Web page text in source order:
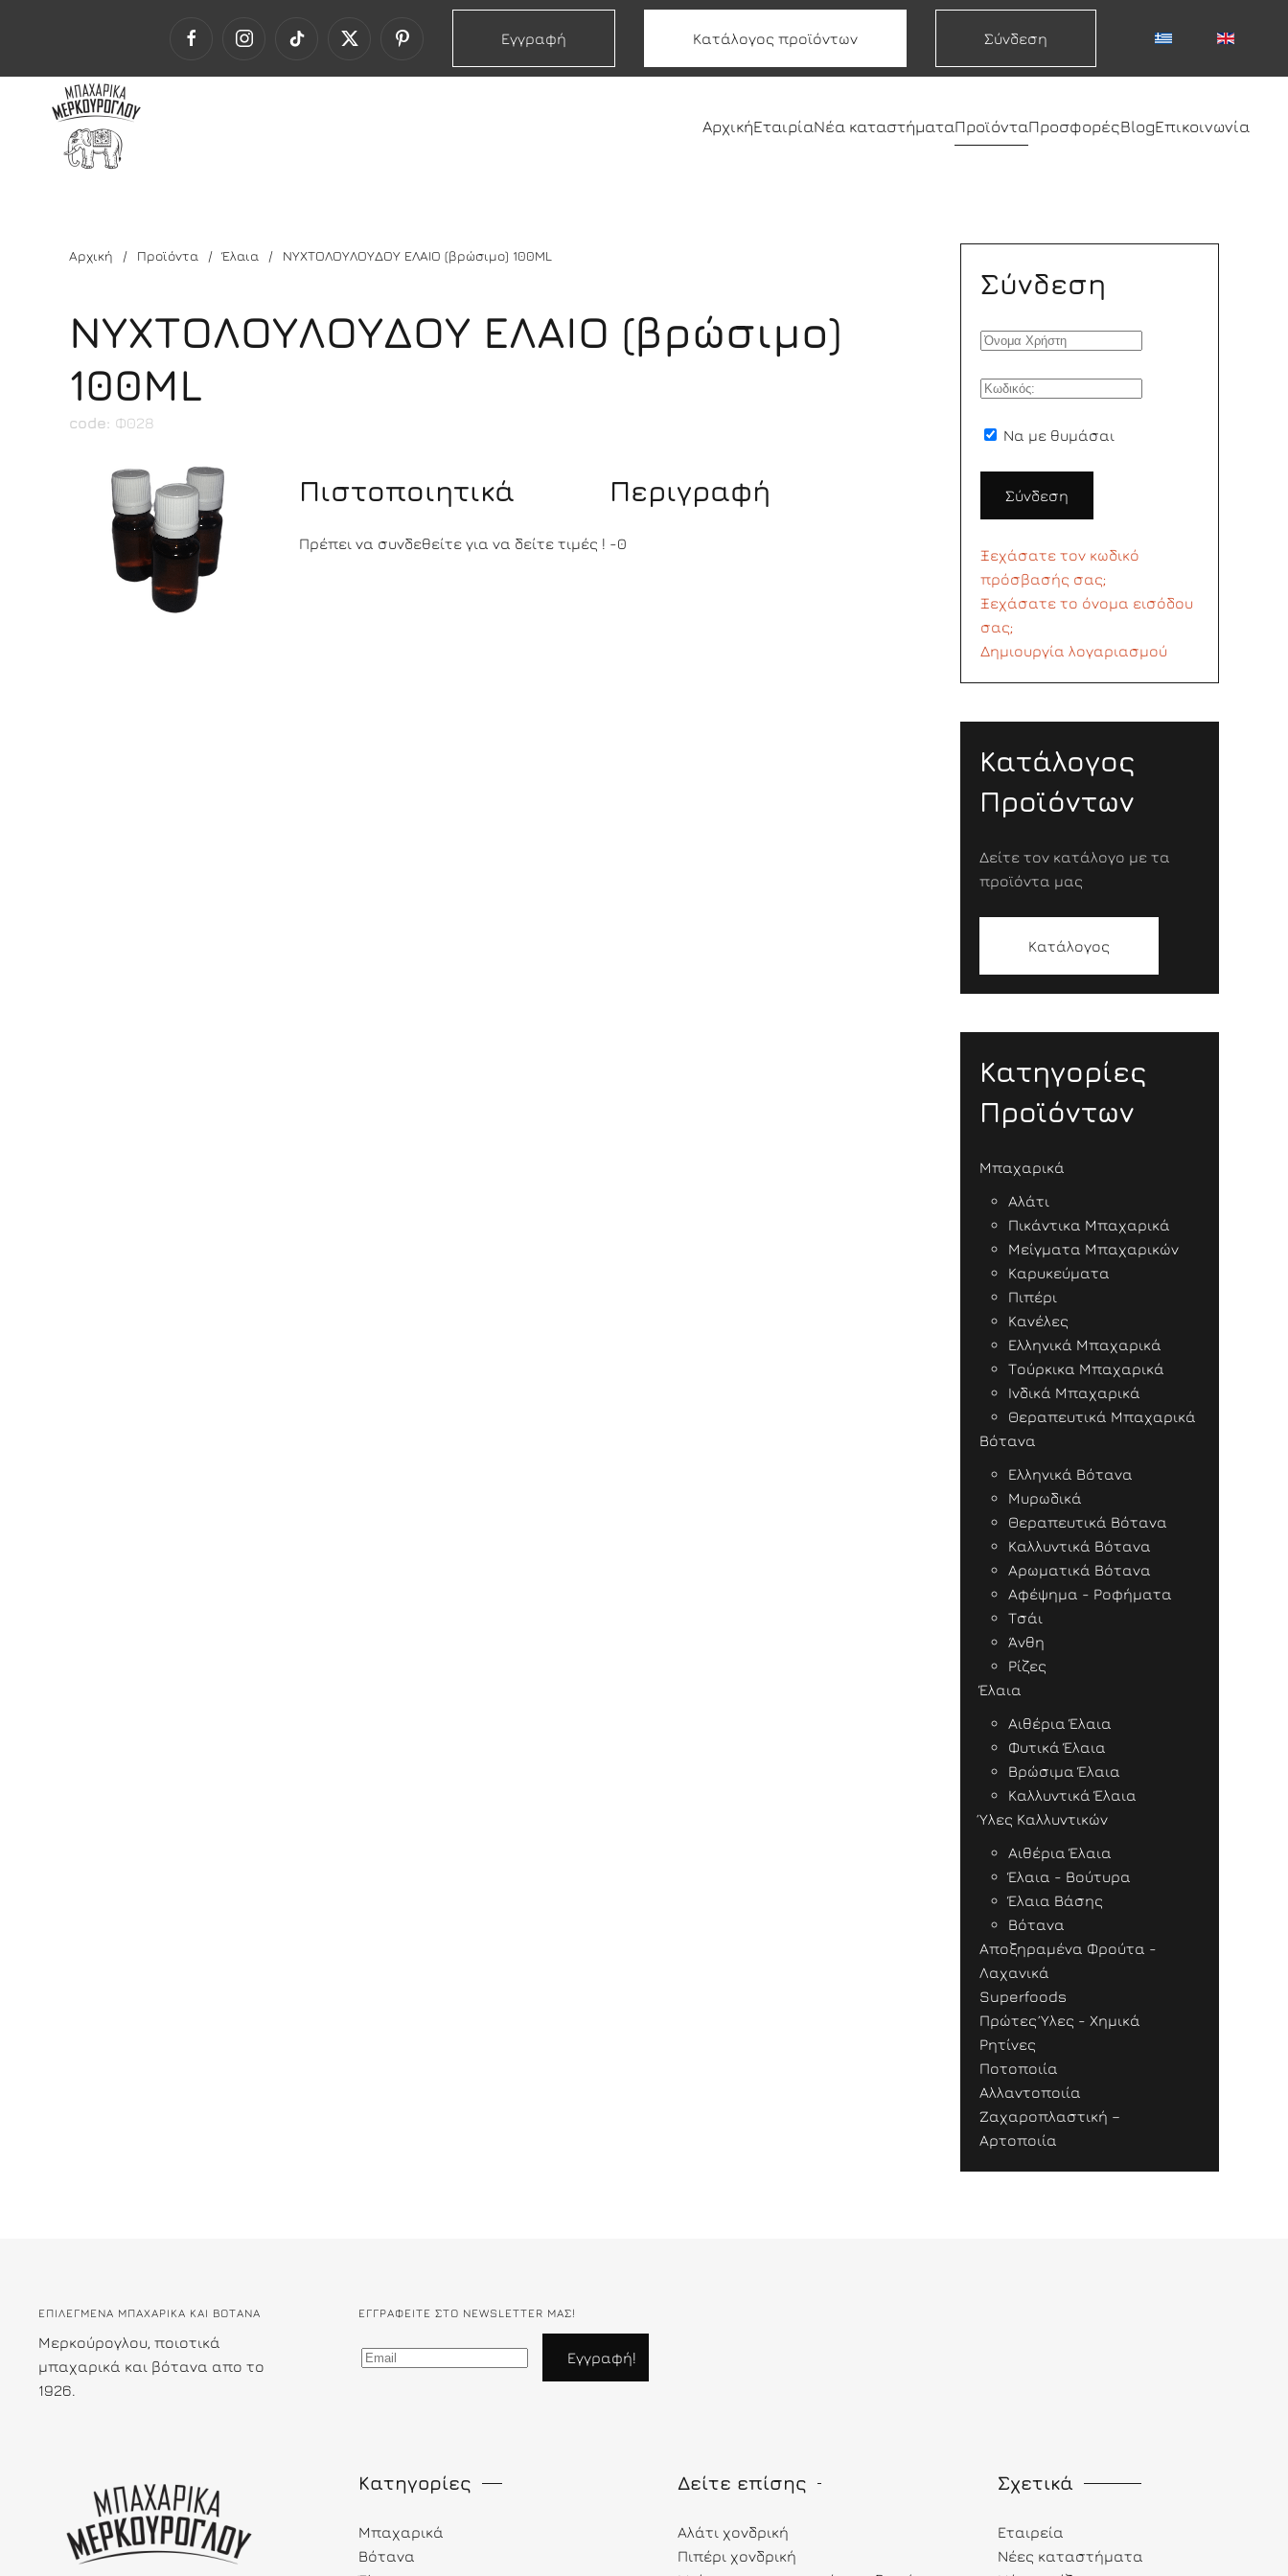
Εγγραφή Κατάλογος προϊόντων Σύνδεση
ΑρχικήΕταιρίαΝέα καταστήματαΠροϊόνταΠροσφορέςBlogΕπικοινωνία
Αρχική Προϊόντα Έλαια ΝΥΧΤΟΛΟΥΛΟΥΔΟΥ ΕΛΑΙΟ (βρώσιμο) 100ML
ΝΥΧΤΟΛΟΥΛΟΥΔΟΥ ΕΛΑΙΟ (βρώσιμο)
100ML
code: Φ028
Πιστοποιητικά
Πρέπει να συνδεθείτε για να δείτε τιμές !
Περιγραφή
-0
Σύνδεση
Να με θυμάσαι
Σύνδεση
Ξεχάσατε τον κωδικό
πρόσβασής σας;
Ξεχάσατε το όνομα εισόδου
σας;
Δημιουργία λογαριασμού
Κατάλογος
Προϊόντων
Δείτε τον κατάλογο με τα
προϊόντα μας
Κατάλογος
Κατηγορίες
Προϊόντων
Μπαχαρικά
Αλάτι
Πικάντικα Μπαχαρικά
Μείγματα Μπαχαρικών
Καρυκεύματα
Πιπέρι
Κανέλες
Ελληνικά Μπαχαρικά
Τούρκικα Μπαχαρικά
Ινδικά Μπαχαρικά
Θεραπευτικά Μπαχαρικά
Βότανα
Ελληνικά Βότανα
Μυρωδικά
Θεραπευτικά Βότανα
Καλλυντικά Βότανα
Αρωματικά Βότανα
Αφέψημα - Ροφήματα
Τσάι
Άνθη
Ρίζες
Έλαια
Αιθέρια Έλαια
Φυτικά Έλαια
Βρώσιμα Έλαια
Καλλυντικά Έλαια
Ύλες Καλλυντικών
Αιθέρια Έλαια
Έλαια - Βούτυρα
Έλαια Βάσης
Βότανα
Αποξηραμένα Φρούτα -
Λαχανικά
Superfoods
Πρώτες Ύλες - Χημικά
Ρητίνες
Ποτοποιία
Αλλαντοποιία
Ζαχαροπλαστική –
Αρτοποιία
ΕΠΙΛΕΓΜΕΝΑ ΜΠΑΧΑΡΙΚΑ ΚΑΙ ΒΟΤΑΝΑ
Μερκούρογλου, ποιοτικά
μπαχαρικά και βότανα απο το
1926.
ΕΓΓΡΑΦΕΊΤΕ ΣΤΟ NEWSLETTER ΜΑΣ!
Κατηγορίες
Μπαχαρικά
Βότανα
Δείτε επίσης
Αλάτι χονδρική
Πιπέρι χονδρική
Σχετικά
Εταιρεία
Νέες καταστήματα